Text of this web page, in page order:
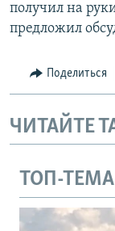
получил на
предложил
Поделиться
ЧИТАЙТЕ
ТОП-ТЕМА